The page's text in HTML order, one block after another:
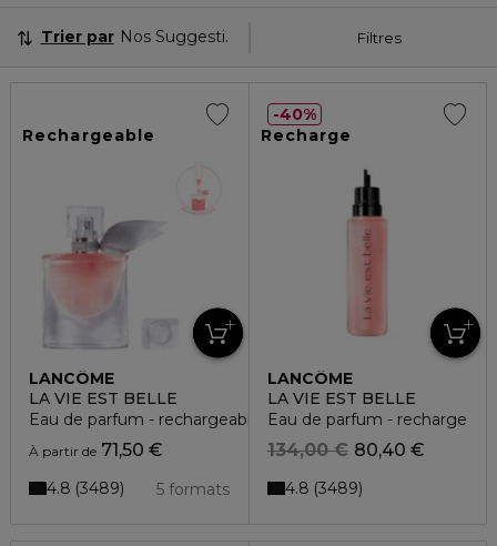
Filtres
Trier par Nos Suggestions
Rechargeable
LANCÔME
LA VIE EST BELLE
Eau de parfum - rechargeable
À partir de 71,50 €
5 formats
4.8 3489
Recharge
LANCÔME
LA VIE EST BELLE
Eau de parfum - recharge
80,40 €
134,00 €
4.8 3489
40%